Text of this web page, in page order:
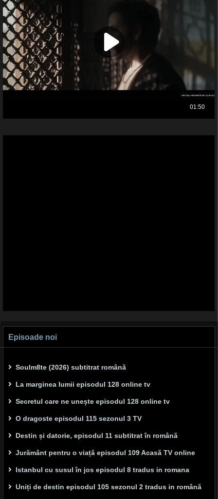
Episoade noi
Soulm8te (2026) subtitrat română
La marginea lumii episodul 128 online tv
Secretul care ne unește episodul 128 online tv
O dragoste episodul 115 sezonul 3 TV
Destin și datorie, episodul 11 subtitrat în română
Jurământ pentru o viață episodul 109 Acasă TV online
Istanbul cu susul în jos episodul 8 tradus in romana
Uniți de destin episodul 105 sezonul 2 tradus in română